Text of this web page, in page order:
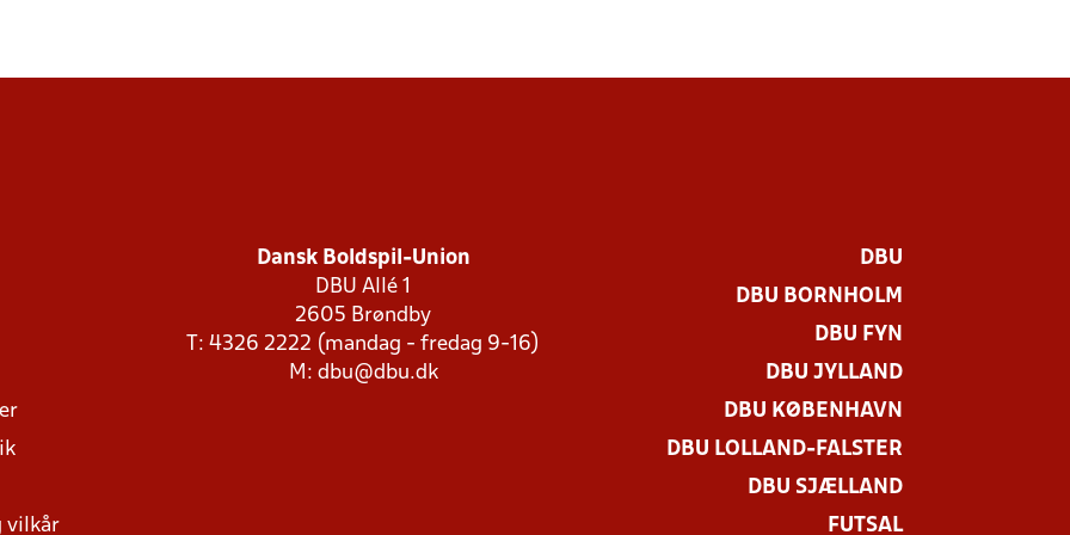
vilkår
Dansk Boldspil-Union
DBU Allé 1
2605 Brøndby
T: 4326 2222 (mandag - fredag 9-16)
M: dbu@dbu.dk
DBU
DBU BORNHOLM
DBU FYN
DBU JYLLAND
DBU KØBENHAVN
DBU LOLLAND-FALSTER
DBU SJÆLLAND
FUTSAL